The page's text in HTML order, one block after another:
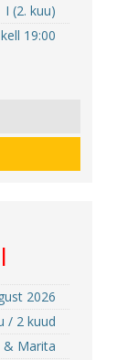
I (2. kuu)
19:00
2026
/ 2 kuud
& Marita